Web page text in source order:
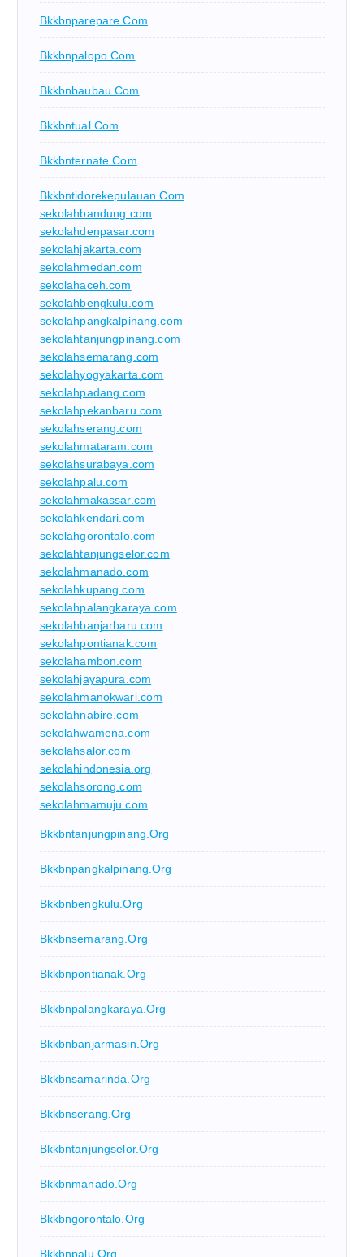
Bkkbnparepare.com
Bkkbnpalopo.com
Bkkbnbaubau.com
Bkkbntual.com
Bkkbnternate.com
Bkkbntidorekepulauan.com
sekolahbandung.com
sekolahdenpasar.com
sekolahjakarta.com
sekolahmedan.com
sekolahaceh.com
sekolahbengkulu.com
sekolahpangkalpinang.com
sekolahtanjungpinang.com
sekolahsemarang.com
sekolahyogyakarta.com
sekolahpadang.com
sekolahpekanbaru.com
sekolahserang.com
sekolahmataram.com
sekolahsurabaya.com
sekolahpalu.com
sekolahmakassar.com
sekolahkendari.com
sekolahgorontalo.com
sekolahtanjungselor.com
sekolahmanado.com
sekolahkupang.com
sekolahpalangkaraya.com
sekolahbanjarbaru.com
sekolahpontianak.com
sekolahambon.com
sekolahjayapura.com
sekolahmanokwari.com
sekolahnabire.com
sekolahwamena.com
sekolahsalor.com
sekolahindonesia.org
sekolahsorong.com
sekolahmamuju.com
Bkkbntanjungpinang.org
Bkkbnpangkalpinang.org
Bkkbnbengkulu.org
Bkkbnsemarang.org
Bkkbnpontianak.org
Bkkbnpalangkaraya.org
Bkkbnbanjarmasin.org
Bkkbnsamarinda.org
Bkkbnserang.org
Bkkbntanjungselor.org
Bkkbnmanado.org
Bkkbngorontalo.org
Bkkbnpalu.org